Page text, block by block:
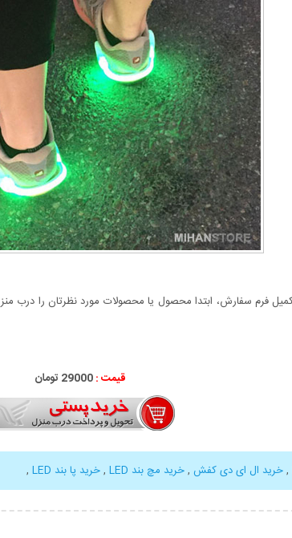
فرم سفارش، ابتدا محصول یا محصولات مورد نظرتان را درب
قیمت :29000 تومان
,خرید ال ای دی کفش ,خرید مچ بند LED ,خرید پا بند LED ,